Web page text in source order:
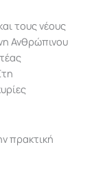
τους νέους
Ανθρώπινου
πρακτική